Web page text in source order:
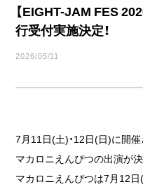
【EIGHT-JAM FES
行受付実施決定！
2026/05/11
7月11日(土)・12日(日)に開
マカロニえんぴつの出演が決
マカロニえんぴつは7月12日